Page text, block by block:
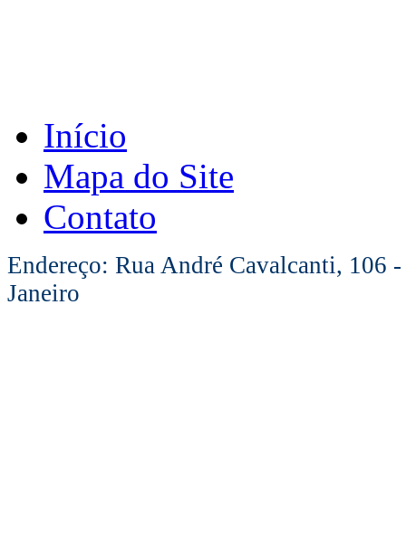
Início
Mapa do Site
Contato
Endereço: Rua André Cavalcanti, 106
Janeiro